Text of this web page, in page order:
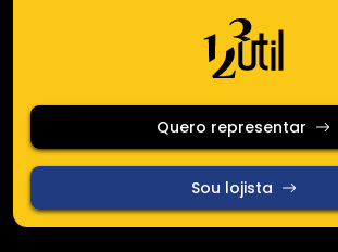
Quero representar
Sou lojista